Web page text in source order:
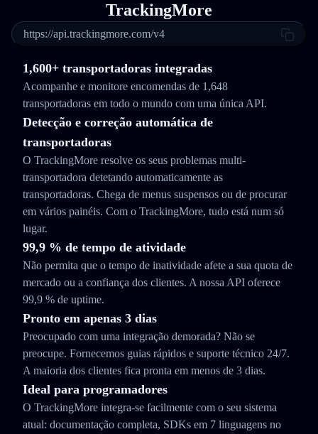
TrackingMore
https://api.trackingmore.com/v4
1,600+ transportadoras integradas
Acompanhe e monitore encomendas de 1,648
transportadoras em todo o mundo com uma única API.
Detecção e correção automática de
transportadoras
O TrackingMore resolve os seus problemas multi-
transportadora detetando automaticamente as
transportadoras. Chega de menus suspensos ou de procurar
em vários painéis. Com o TrackingMore, tudo está num só
lugar.
99,9 % de tempo de atividade
Não permita que o tempo de inatividade afete a sua quota de
mercado ou a confiança dos clientes. A nossa API oferece
99,9 % de uptime.
Pronto em apenas 3 dias
Preocupado com uma integração demorada? Não se
preocupe. Fornecemos guias rápidos e suporte técnico 24/7.
A maioria dos clientes fica pronta em menos de 3 dias.
Ideal para programadores
O TrackingMore integra-se facilmente com o seu sistema
atual: documentação completa, SDKs em 7 linguagens no